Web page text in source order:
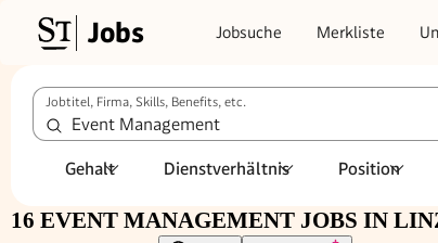
Jobs Jobsuche Merkliste
Jobtitel, Firma, Skills, Benefits, etc.
Gehalt Dienstverhältnis Position
16 EVENT MANAGEMENT JOBS IN